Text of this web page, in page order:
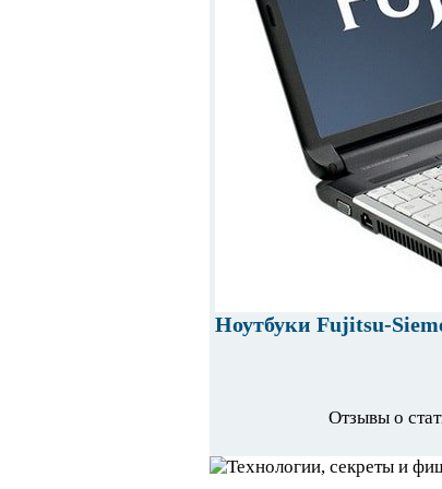
Ноутбуки Fujitsu-
Отзывы о